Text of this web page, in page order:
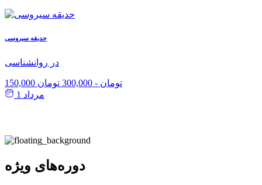
حدیقه سیروسی
در روانشناسی
150,000 تومان - 300,000 تومان
مرداد 1
دوره‌های ویژه